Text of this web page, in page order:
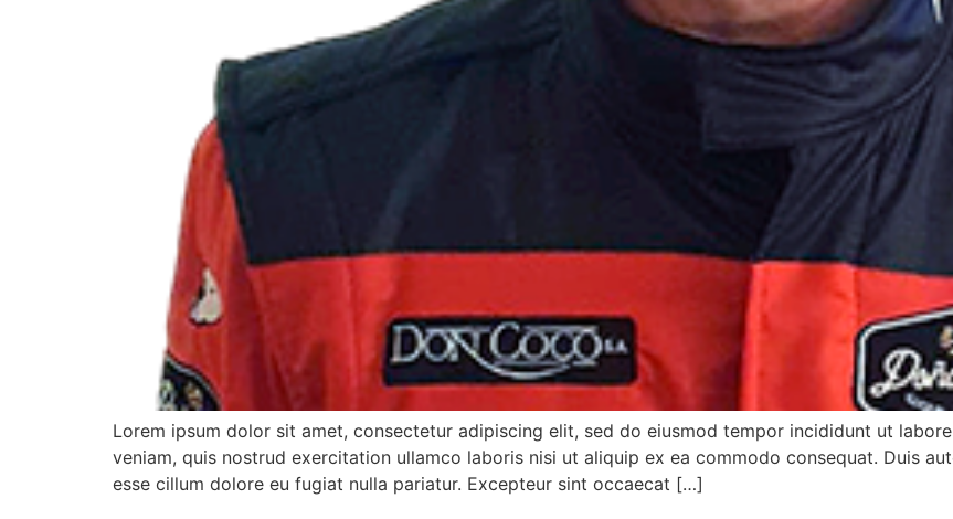
Lorem ipsum dolor sit amet, consectetur adipiscing elit, sed do eiusmod tempor incididunt ut
veniam, quis nostrud exercitation ullamco laboris nisi ut aliquip ex ea commodo consequat. Duis
esse cillum dolore eu fugiat nulla pariatur. Excepteur sint occaecat […]